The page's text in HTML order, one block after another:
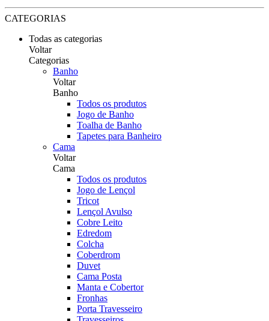
CATEGORIAS
Todas as categorias
Voltar
Categorias
Banho
Voltar
Banho
Todos os produtos
Jogo de Banho
Toalha de Banho
Tapetes para Banheiro
Cama
Voltar
Cama
Todos os produtos
Jogo de Lençol
Tricot
Lençol Avulso
Cobre Leito
Edredom
Colcha
Coberdrom
Duvet
Cama Posta
Manta e Cobertor
Fronhas
Porta Travesseiro